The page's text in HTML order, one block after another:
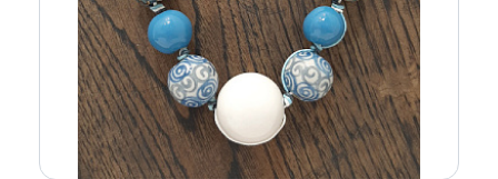
Перейти в корзину